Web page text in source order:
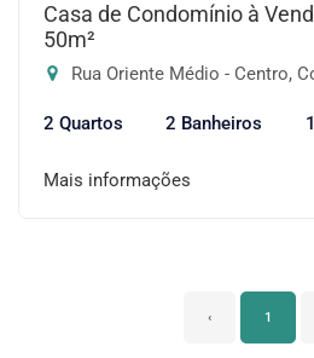
Casa de Condomínio à
50m²
Rua Oriente Médio - Centro,
2 Quartos 2 Banheiros
Mais informações
‹ 1